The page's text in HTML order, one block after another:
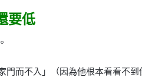
要低
門而不入」（因為他根本看看不到